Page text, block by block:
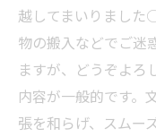
越してまいりまし
物の搬入などでご迷
ますが、どうぞよろ
内容が一般的です。
張を和らげ、スムー